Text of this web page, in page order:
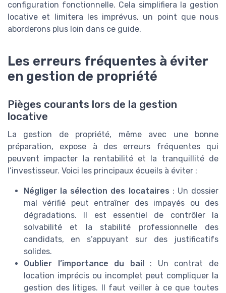
configuration fonctionnelle. Cela simplifiera la gestion
locative et limitera les imprévus, un point que nous
aborderons plus loin dans ce guide.
Les erreurs fréquentes à éviter
en gestion de propriété
Pièges courants lors de la gestion
locative
La gestion de propriété, même avec une bonne
préparation, expose à des erreurs fréquentes qui
peuvent impacter la rentabilité et la tranquillité de
l’investisseur. Voici les principaux écueils à éviter :
Négliger la sélection des locataires : Un dossier
mal vérifié peut entraîner des impayés ou des
dégradations. Il est essentiel de contrôler la
solvabilité et la stabilité professionnelle des
candidats, en s’appuyant sur des justificatifs
solides.
Oublier l’importance du bail: Un contrat de
location imprécis ou incomplet peut compliquer la
gestion des litiges. Il faut veiller à ce que toutes